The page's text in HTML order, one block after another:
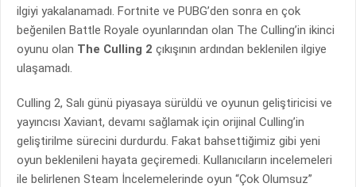
ilgiyi yakalanamadı. Fortnite ve PUBG’den sonra en çok
beğenilen Battle Royale oyunlarından olan The Culling’in ikinci
oyunu olan The Culling 2 çıkışının ardından beklenilen ilgiye
ulaşamadı.
Culling 2, Salı günü piyasaya sürüldü ve oyunun geliştiricisi ve
yayıncısı Xaviant, devamı sağlamak için orijinal Culling’in
geliştirilme sürecini durdurdu. Fakat bahsettiğimiz gibi yeni
oyun beklenileni hayata geçiremedi. Kullanıcıların incelemeleri
ile belirlenen Steam İncelemelerinde oyun “Çok Olumsuz”